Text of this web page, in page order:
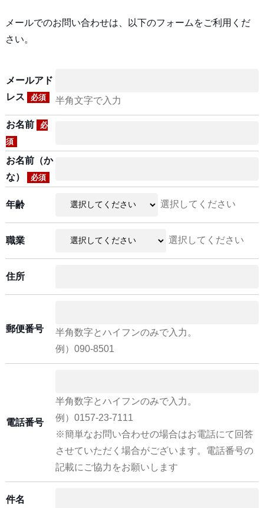
メールでのお問い合わせは、以下のフォームをご利用くだ
さい。
メールアド
レス
必須 半角文字で入力
お名前
必
須
お名前（か
な）
必須
年齢 選択してください
職業 選択してください
住所
郵便番号
半角数字とハイフンのみで入力。
例）090-8501
電話番号
半角数字とハイフンのみで入力。
例）0157-23-7111
※簡単なお問い合わせの場合はお電話にて回答
させていただく場合がございます。電話番号の
記載にご協力をお願いします
件名